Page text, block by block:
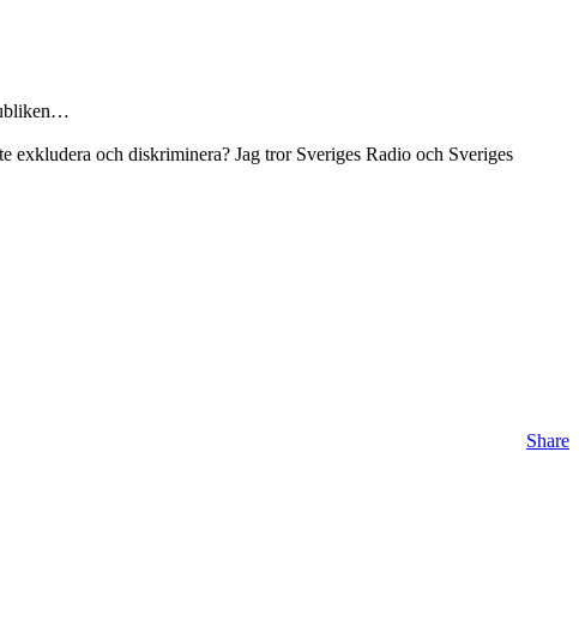
och diskriminera? Jag tror Sveriges Radio och Sveriges
Share